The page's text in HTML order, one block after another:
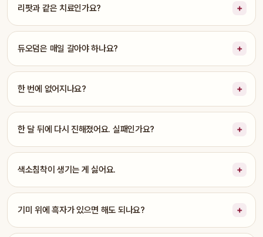
리팟과 같은 치료인가요?
듀오덤은 매일 갈아야 하나요?
한 번에 없어지나요?
한 달 뒤에 다시 진해졌어요. 실패인가요?
색소침착이 생기는 게 싫어요.
기미 위에 흑자가 있으면 해도 되나요?